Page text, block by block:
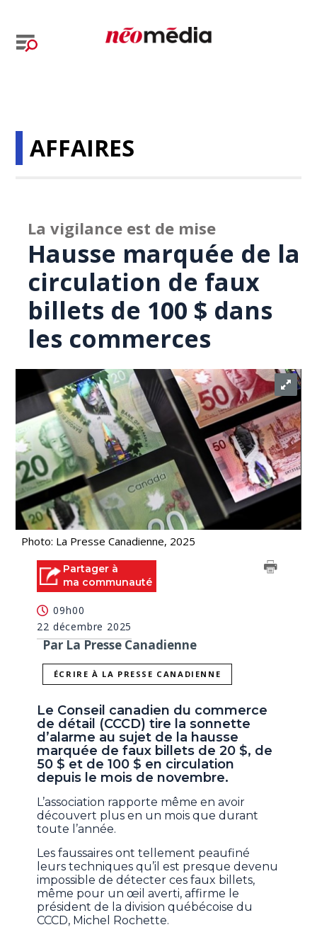
AFFAIRES
La vigilance est de mise
Hausse marquée de la
circulation de faux
billets de 100 $ dans
les commerces
Photo: La Presse Canadienne, 2025
Partager à
ma communauté
09h00
22 décembre 2025
Par La Presse Canadienne
ÉCRIRE À LA PRESSE CANADIENNE
Le Conseil canadien du commerce
de détail (CCCD) tire la sonnette
d’alarme au sujet de la hausse
marquée de faux billets de 20 $, de
50 $ et de 100 $ en circulation
depuis le mois de novembre.
L’association rapporte même en avoir
découvert plus en un mois que durant
toute l’année.
Les faussaires ont tellement peaufiné
leurs techniques qu’il est presque devenu
impossible de détecter ces faux billets,
même pour un œil averti, affirme le
président de la division québécoise du
CCCD, Michel Rochette.